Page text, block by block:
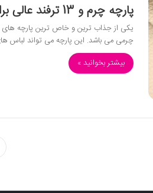
پارچه چرم و 13 ترفند عالی برای دوخت
یکی از جذاب ترین و خاص ترین پارچه های
چرمی می باشد. این پارچه می تواند لباس
بیشتر بخوانید »